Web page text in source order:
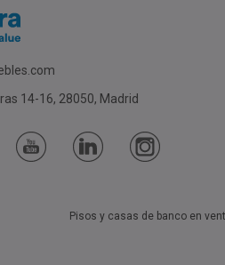
14-16, 28050, Madrid
Pisos y casas de banco en